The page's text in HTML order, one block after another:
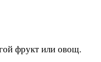
фрукт или овощ.